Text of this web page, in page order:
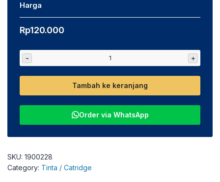
Harga
Rp120.000
- +
Tambah ke keranjang
Order via WhatsApp
SKU: 1900228
Category: Tinta / Catridge